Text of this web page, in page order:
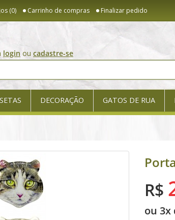
(0) Carrinho de compras Finalizar pedido
login ou cadastre-se
DECORAÇÃO GATOS DE RUA
R$
ou 3x